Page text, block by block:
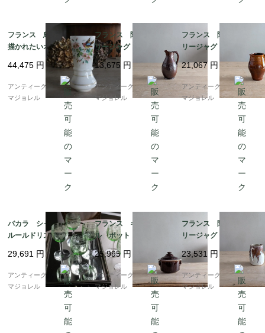
フランス 鳥の絵が得
描かれたいオパリンガ
ラスのフラワーベー
ス 7448
44,475 円
アンティークギャラリー
マジョレル
フランス 陶器 ポタ
リージャグ 7268
13,675 円
アンティークギャラリー
マジョレル
フランス 陶器 ポタ
リージャグ 7193
21,067 円
アンティークギャラリー
マジョレル
バカラ シャブリ フ
ルールドリス グリー
ンのグラス（ウランガ
ラス） 12cm 6682
29,691 円
アンティークギャラリー
マジョレル
フランス キュノワー
ル ポット 7107
25,995 円
アンティークギャラリー
マジョレル
フランス 陶器 ポタ
リージャグ 7121
23,531 円
アンティークギャラリー
マジョレル